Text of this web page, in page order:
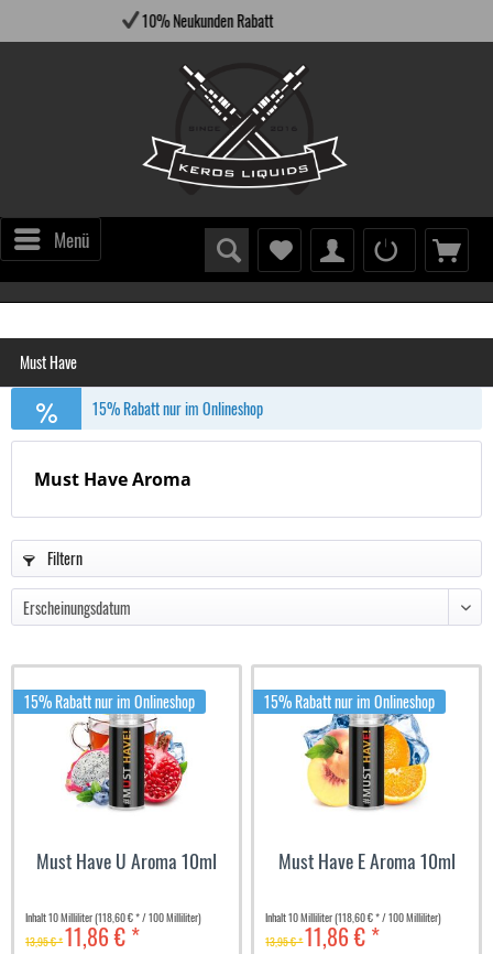
Menü
Must Have
15% Rabatt nur im Onlineshop
Must Have Aroma
Filtern
15% Rabatt nur im Onlineshop
Must Have U Aroma 10ml
Inhalt10 Milliliter(118,60 € * / 100 Milliliter)
13,95 € *11,86 € *
15% Rabatt nur im Onlineshop
Must Have E Aroma 10ml
Inhalt10 Milliliter(118,60 € * / 100 Milliliter)
13,95 € *11,86 € *